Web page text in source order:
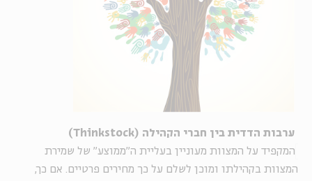
ערבות הדדית בין חברי הקהילה (Thinkstock)
המקפיד על המצוות מעוניין בעליית ה"ממוצע" של שמירת
המצוות בקהילתו ומוכן לשלם על כך מחירים פרטיים. אם כך,